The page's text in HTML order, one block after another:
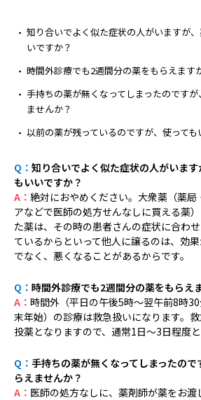
病院の概要
当院の魅力
よくある質問
ご意見箱
知り合いでよく似た症状の人がいますが
いですか？
時間外診療でも2週間分の薬をもらえます
手持ちの薬が無くなってしまったのです
ませんか？
以前の薬が残っているのですが、使っても
Q： 知り合いでよく似た症状の人がいま
もいいですか？
A： 絶対におやめください。大衆薬（薬局
アなどで医師の処方せんなしに買える薬
た薬は、その時の患者さんの症状に合わ
ているからといって他人に譲るのは、効
でなく、悪くなることがあるからです。
Q： 時間外診療でも2週間分の薬をもらえ
A： 時間外（平日の午後5時～翌午前8時
末年始）の診療は救急扱いになります。
投薬となりますので、通常1日～3日程度と
Q： 手持ちの薬が無くなってしまったので
らえませんか？
A： 医師の処方なしに、薬剤師が薬をお